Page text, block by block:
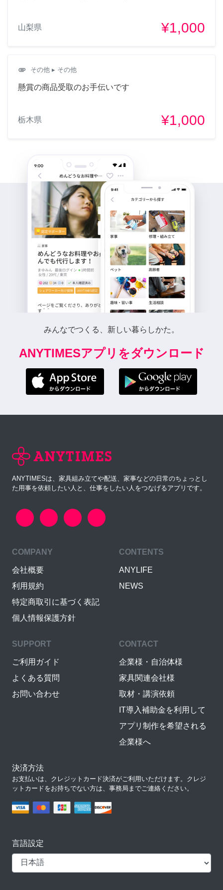
山梨県 ¥1,000
attachment その他 ▸ その他
懸賞の商品受取のお手伝いです
栃木県 ¥1,000
みんなでつくる、新しい暮らしかた。
ANYTIMESアプリをダウンロード
ANYTIMESは、家具組み立てや配送、家事などの日常のちょっとし
た用事を依頼したい人と、仕事をしたい人をつなげるアプリです。
COMPANY
会社概要
利用規約
特定商取引に基づく表記
個人情報保護方針
CONTENTS
ANYLIFE
NEWS
SUPPORT
ご利用ガイド
よくある質問
お問い合わせ
CONTACT
企業様・自治体様
家具関連会社様
取材・講演依頼
IT導入補助金を利用して
アプリ制作を希望される
企業様へ
決済方法
お支払いは、クレジットカード決済がご利用いただけます。クレジ
ットカードをお持ちでない方は、事務局までご連絡ください。
言語設定